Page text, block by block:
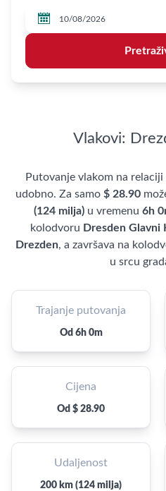

Vlakovi:
Putovanje vlakom na relaciji
udobno. Za samo $ 28.90
(124 milja)u vremenu 6h
kolodvoru Dresden Glavni
Drezden, a završava na
u srcu
Trajanje putovanja
Od 6h 0m
Cijena
Od $ 28.90
Udaljenost
200 km (124 milja)